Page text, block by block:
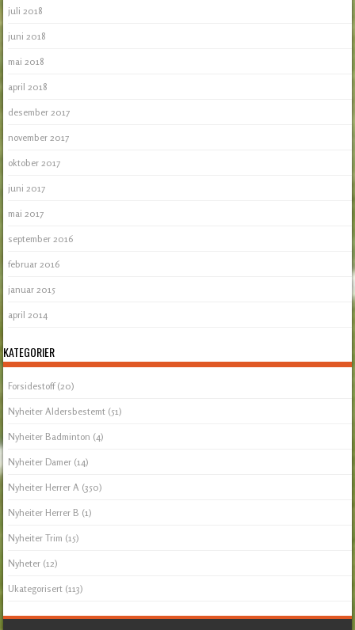
juli 2018
juni 2018
mai 2018
april 2018
desember 2017
november 2017
oktober 2017
juni 2017
mai 2017
september 2016
februar 2016
januar 2015
april 2014
KATEGORIER
Forsidestoff(20)
Nyheiter Aldersbestemt (51)
Nyheiter Badminton (4)
Nyheiter Damer (14)
Nyheiter Herrer A (350)
Nyheiter Herrer B (1)
Nyheiter Trim (15)
Nyheter (12)
Ukategorisert (113)